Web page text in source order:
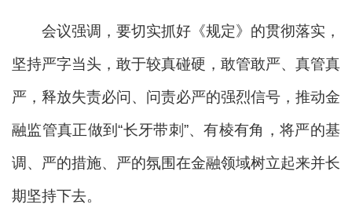
会议强调，要切实抓好《规定》的贯彻落实，
坚持严字当头，敢于较真碰硬，敢管敢严、真管真
严，释放失责必问、问责必严的强烈信号，推动金
融监管真正做到“长牙带刺”、有棱有角，将严的基
调、严的措施、严的氛围在金融领域树立起来并长
期坚持下去。